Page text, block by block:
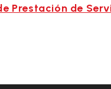
Prestación de